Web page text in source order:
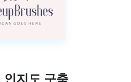
인지도 구축